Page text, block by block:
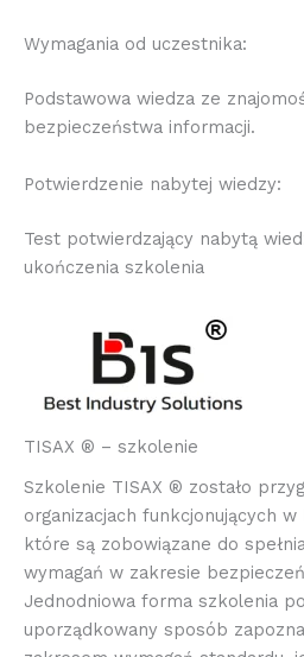
Wymagania od uczestnika:
Podstawowa wiedza ze
bezpieczeństwa informacji.
Potwierdzenie nabytej wiedzy:
Test potwierdzający nabytą
ukończenia szkolenia
TISAX ® – szkolenie
Szkolenie TISAX ® zostało
organizacjach funkcjonujących
które są zobowiązane do
wymagań w zakresie
Jednodniowa forma szkolenia
uporządkowany sposób